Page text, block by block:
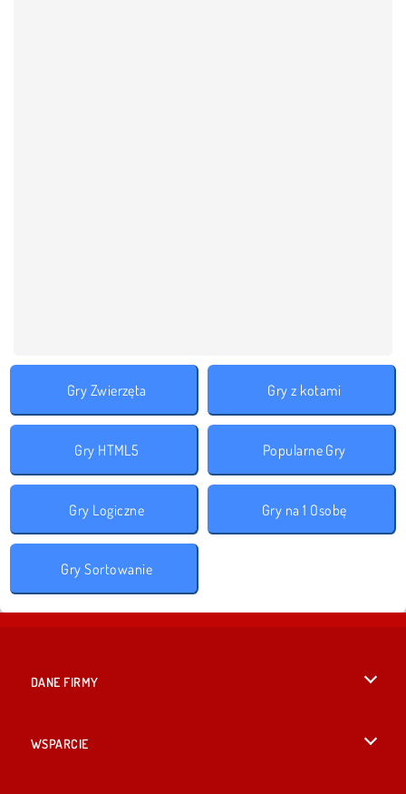
Gry Zwierzęta Gry z kotami
Gry HTML5 Popularne Gry
Gry Logiczne Gry na 1 Osobę
Gry Sortowanie
DANE FIRMY
WSPARCIE